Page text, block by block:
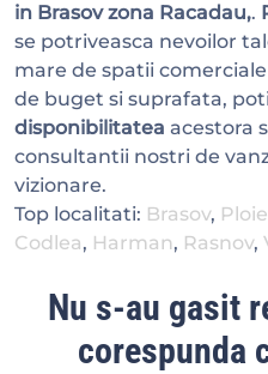
in Brasov zona Racadau,.
se potriveasca nevoilor
mare de spatii comerciale
de buget si suprafata,
disponibilitatea acestora
consultantii nostri de
vizionare.
Top localitati: Brasov,
Codlea, Harman, Rasnov,
Nu s-au gasit
corespunda